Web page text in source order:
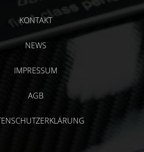
KONTAKT
NEWS
IMPRESSUM
AGB